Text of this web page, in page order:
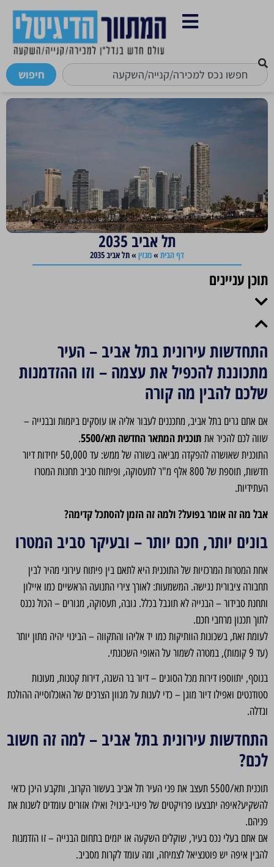
חיפוש
תל אביב 2035
דף הבית »מגזין »תל אביב 2035
תוכן עניינים
התחדשות עירונית בתל אביב – העיר
מתכוננת להכפיל את עצמה – וזו ההזדמנות
שלכם להבין מה קורה
אם אתם גרים בתל אביב, מתכננים לעבור אליה או עוסקים ביזמות ובבנייה –
שווה לכם להכיר את תוכנית המתאר החדשה תא/5500
.
התוכנית שאושרה להפקדה מביאה בשורה של ממש: עד 50,000 יחידות דיור
חדשות, תוספת של 800 אלף מ"ר לתעסוקה, ופיתוח סביב תחנות המטרו
העתידיות.
אבל מה זה אומר בפועל? ולמה זה הזמן להסתכל קדימה?
בונים יותר, חכם יותר – ובעיקר סביב המטרו
אחת המטרות המרכזיות של התוכנית היא לתאם בין פיתוח עירוני מהיר לבין
תחבורה ציבורית נגישה. המשמעות: לאורך צירי התנועה הראשיים כמו איילון
ותחנת סבידור – הבנייה לא תוגבל בכלל. גובה, תעסוקה, מגורים – הכול נכנס
לתוך תכנון מרחבי חכם.
לעומת זאת, בשכונות הוותיקות כמו יד אליהו והתקווה – הבינוי יהיה מתון יותר
(עד 9 קומות), במטרה לשמור על האופי השכונתי.
בנוסף, יתווספו דירות מכל הסוגים – דיור בר השגה, דירות קטנות, מעונות
סטודנטים ואפילו דיור מוגן – כדי לענות על מגוון הצרכים של האוכלוסייה ההולכת
וגדלה.
התחדשות עירונית בתל אביב – למה זה חשוב
לכם?
תוכנית תא/5500 תעצב את פני העיר תל אביב בעשור הקרוב, ותקבע היכן כדאי
להשקיע?איפה יתבצעו פרויקטים של פינוי-בינוי? ואילו אזורים עומדים לשנות את
פניהם.
אם אתם בעלי נכס בעיר, שוקלים השקעה או יזמים בתחום הבנייה – זו הזדמנות
להבין איפה יש פוטנציאל לצמיחה, ומה עומד לקרות מסביב.